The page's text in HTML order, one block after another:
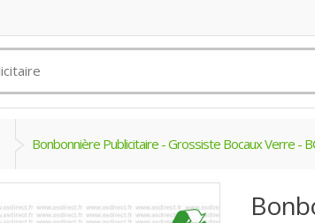
Bonbonnière Publicitaire - Grossiste Bocaux Verre -